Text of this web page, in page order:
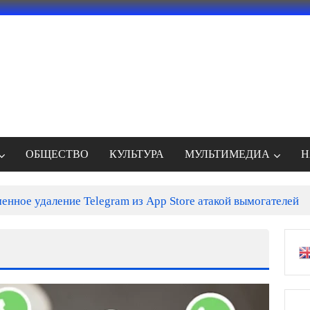
ОБЩЕСТВО КУЛЬТУРА МУЛЬТИМЕДИА
учурундагы гормоналдык өзгөрүүлөр жана алардын